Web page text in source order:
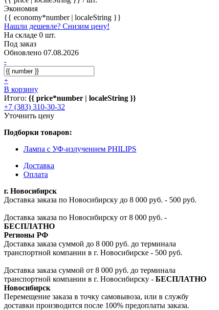
Экономия
{{ economy*number | localeString }}
Нашли дешевле? Снизим цену!
На складе 0 шт.
Под заказ
Обновлено 07.08.2026
-
+
В корзину
Итого: {{ price*number | localeString }}
+7 (383) 310-30-32
Уточнить цену
Подборки товаров:
Лампа с УФ-излучением PHILIPS
Доставка
Оплата
г. Новосибирск
Доставка заказа по Новосибирску до 8 000 руб. - 500 руб.
Доставка заказа по Новосибирску от 8 000 руб. -
БЕСПЛАТНО
Регионы РФ
Доставка заказа суммой до 8 000 руб. до терминала
транспортной компании в г. Новосибирске - 500 руб.
Доставка заказа суммой от 8 000 руб. до терминала
транспортной компании в г. Новосибирску - БЕСПЛАТНО
Новосибирск
Перемещение заказа в точку самовывоза, или в службу
доставки производится после 100% предоплаты заказа.